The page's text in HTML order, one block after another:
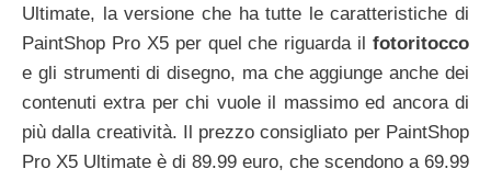
Ultimate, la versione che ha tutte le caratteristiche di
PaintShop Pro X5 per quel che riguarda il fotoritocco
e gli strumenti di disegno, ma che aggiunge anche dei
contenuti extra per chi vuole il massimo ed ancora di
più dalla creatività. Il prezzo consigliato per PaintShop
Pro X5 Ultimate è di 89.99 euro, che scendono a 69.99